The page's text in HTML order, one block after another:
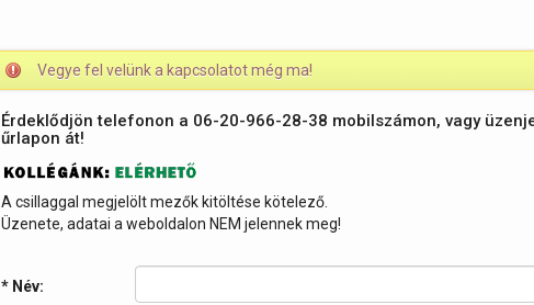
Vegye fel velünk a kapcsolatot még ma!
Érdeklődjön telefonon a 06-20-966-28-38 mobilszámon, vagy
űrlapon át!
A csillaggal megjelölt mezők kitöltése kötelező.
Üzenete, adatai a weboldalon NEM jelennek meg!
* Név: